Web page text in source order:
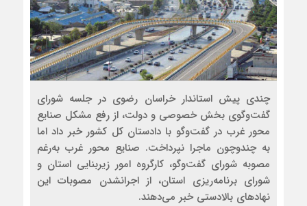
چندی پیش استاندار خراسان رضوی در جلسه شورای
گفت‌وگوی بخش خصوصی و دولت، از رفع مشکل صنایع
محور غرب در گفت‌وگو با دادستان کل کشور خبر داد اما
به چندوچون ماجرا نپرداخت. صنایع محور غرب به‌رغم
مصوبه شورای گفت‌وگو، کارگروه امور زیربنایی استان و
شورای برنامه‌ریزی استان، از اجرانشدن مصوبات این
نهادهای بالادستی خبر می‌دهند.